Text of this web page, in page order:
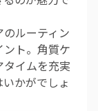
ルーティン
ト。角質ケ
イムを充実
かがでしょ